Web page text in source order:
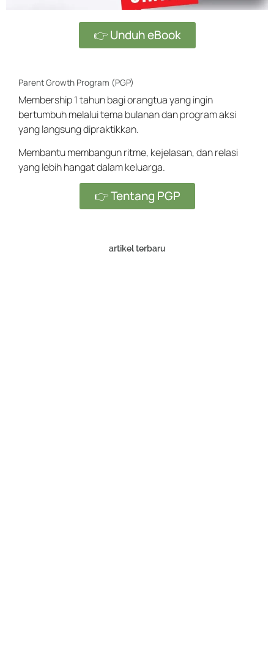
👉 Unduh eBook
Parent Growth Program (PGP)
Membership 1 tahun bagi orangtua yang ingin
bertumbuh melalui tema bulanan dan program aksi
yang langsung dipraktikkan.
Membantu membangun ritme, kejelasan, dan relasi
yang lebih hangat dalam keluarga.
👉 Tentang PGP
artikel terbaru